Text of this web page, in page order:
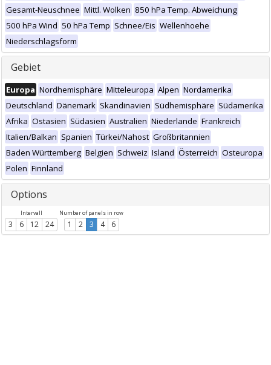
Gesamt-Neuschnee Mittl. Wolken 850 hPa Temp. Abweichung
500 hPa Wind 50 hPa Temp Schnee/Eis Wellenhoehe
Niederschlagsform
Gebiet
Europa Nordhemisphäre Mitteleuropa Alpen Nordamerika
Deutschland Dänemark Skandinavien Südhemisphäre Südamerika
Afrika Ostasien Südasien Australien Niederlande Frankreich
Italien/Balkan Spanien Türkei/Nahost Großbritannien
Baden Württemberg Belgien Schweiz Island Österreich Osteuropa
Polen Finnland
Options
Intervall
3 6 12 24
Number of panels in row
1 2 3 4 6